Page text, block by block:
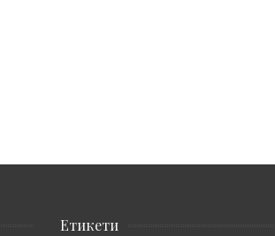
Етикети